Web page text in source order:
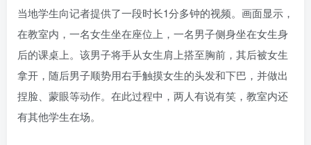
当地学生向记者提供了一段时长1分多钟的视频。画面显示，
在教室内，一名女生坐在座位上，一名男子侧身坐在女生身
后的课桌上。该男子将手从女生肩上搭至胸前，其后被女生
拿开，随后男子顺势用右手触摸女生的头发和下巴，并做出
捏脸、蒙眼等动作。在此过程中，两人有说有笑，教室内还
有其他学生在场。